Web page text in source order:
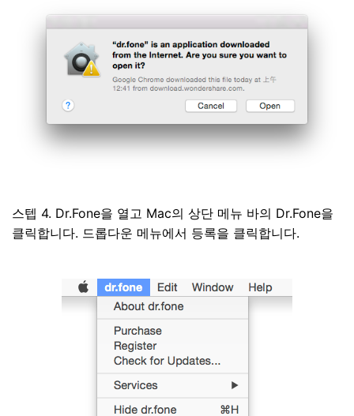
스텝 4. Dr.Fone을 열고 Mac의 상단 메뉴 바의 Dr.Fone을
클릭합니다. 드롭다운 메뉴에서 등록을 클릭합니다.